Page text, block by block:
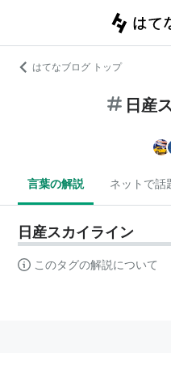
はてなブログ トップ
日産
言葉の解説 ネットで話
日産スカイライン
このタグの解説について